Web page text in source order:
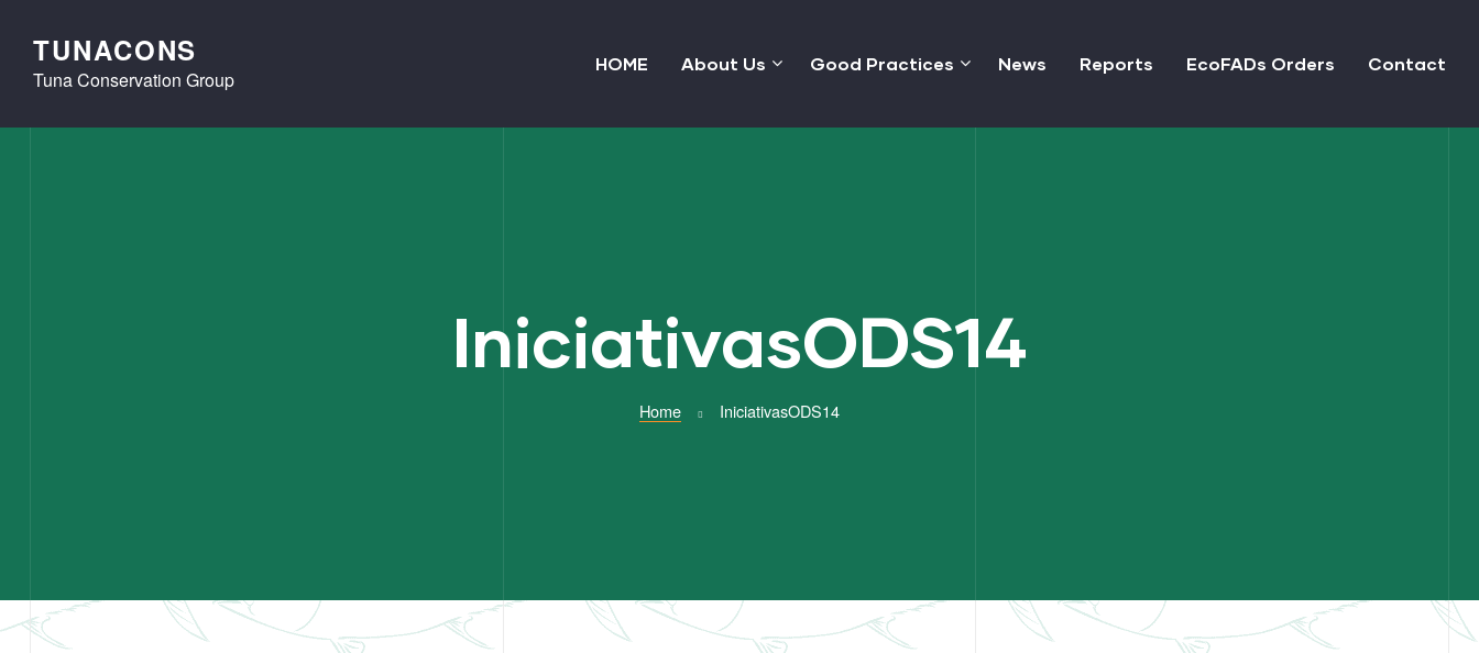
TUNACONS
Tuna Conservation Group
HOME About Us Good Practices News Reports EcoFADs Orders Contact
IniciativasODS14
Home IniciativasODS14